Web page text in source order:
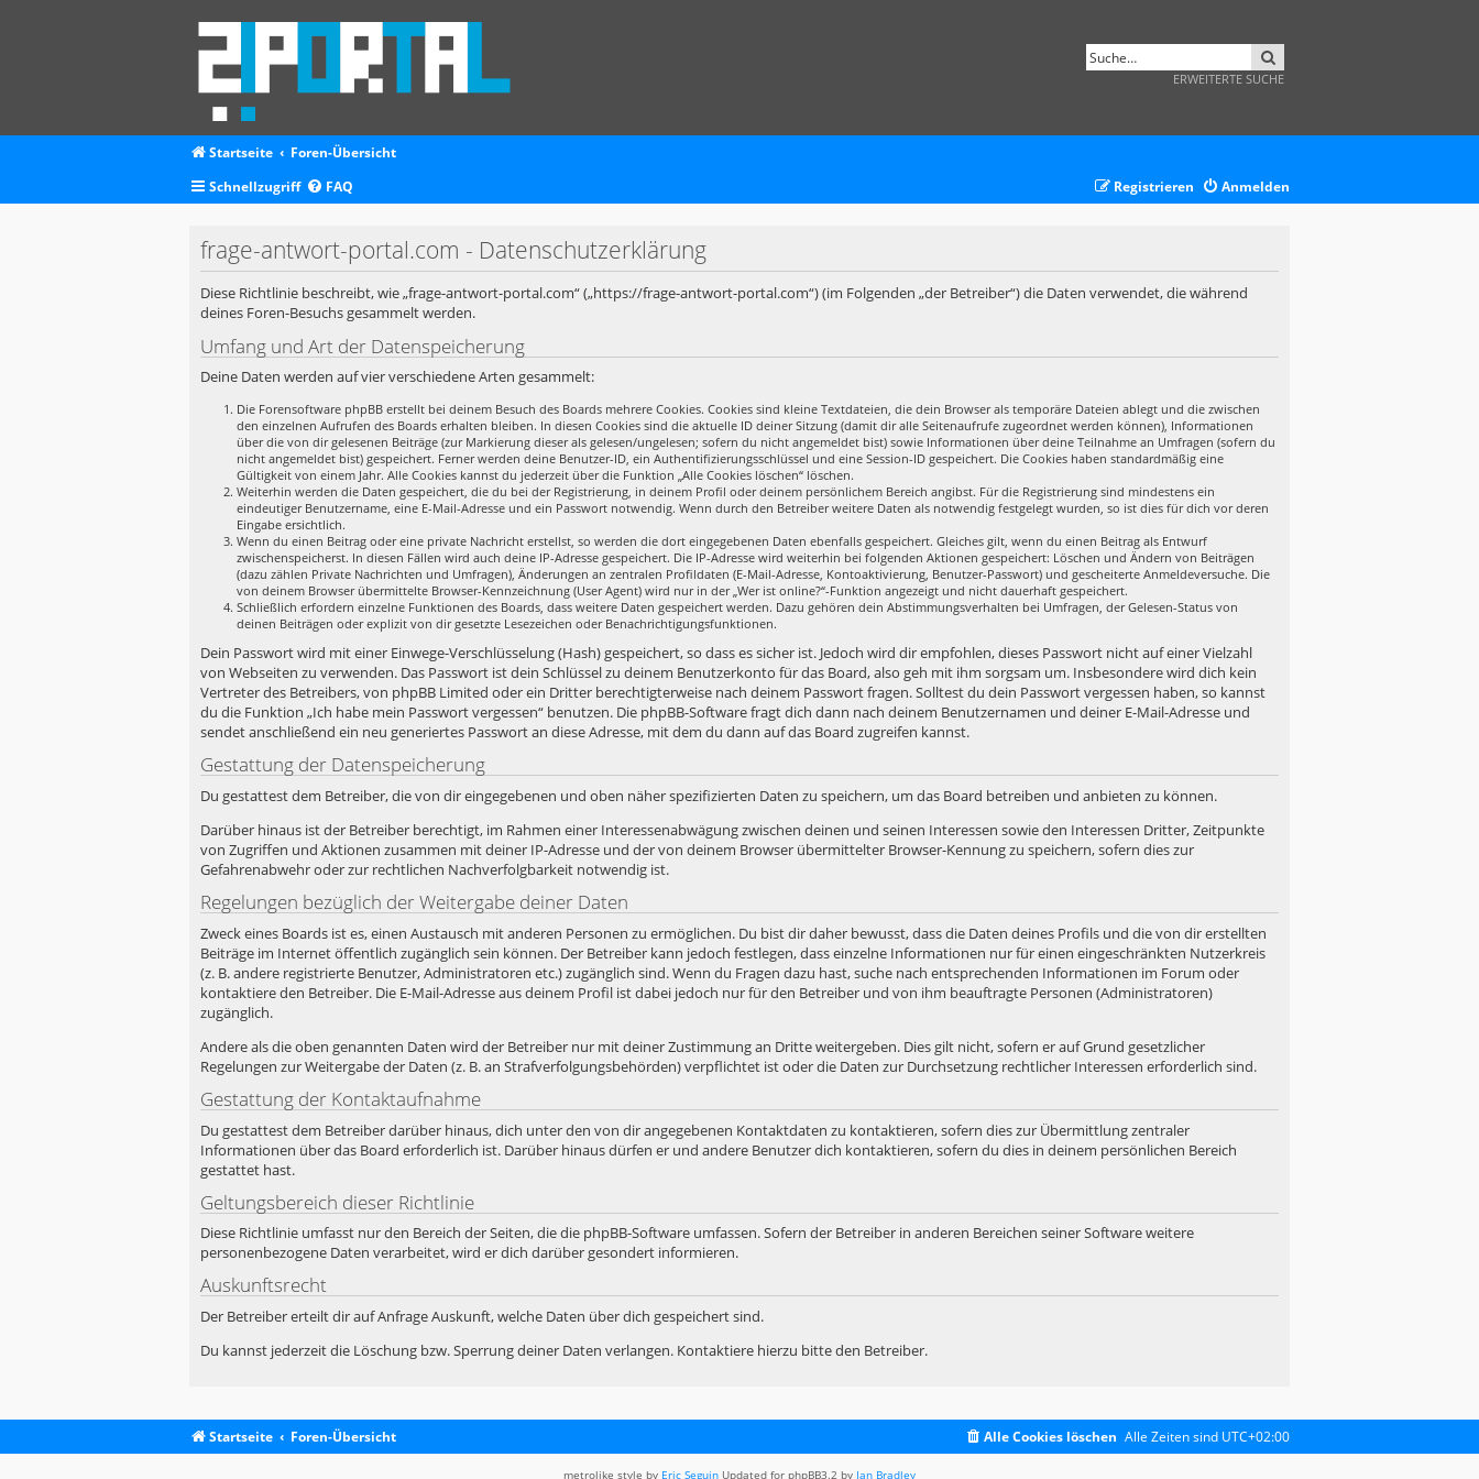
ERWEITERTE SUCHE
Startseite
Foren-Übersicht
Schnellzugriff
FAQ Anmelden
Registrieren
frage-antwort-portal.com - Datenschutzerklärung
Diese Richtlinie beschreibt, wie „frage-antwort-portal.com“ („https://frage-antwort-portal.com“) (im Folgenden „der Betreiber“) die Daten verwendet, die während
deines Foren-Besuchs gesammelt werden.
Umfang und Art der Datenspeicherung
Deine Daten werden auf vier verschiedene Arten gesammelt:
Die Forensoftware phpBB erstellt bei deinem Besuch des Boards mehrere Cookies. Cookies sind kleine Textdateien, die dein Browser als temporäre Dateien ablegt und die zwischen
den einzelnen Aufrufen des Boards erhalten bleiben. In diesen Cookies sind die aktuelle ID deiner Sitzung (damit dir alle Seitenaufrufe zugeordnet werden können), Informationen
über die von dir gelesenen Beiträge (zur Markierung dieser als gelesen/ungelesen; sofern du nicht angemeldet bist) sowie Informationen über deine Teilnahme an Umfragen (sofern du
nicht angemeldet bist) gespeichert. Ferner werden deine Benutzer-ID, ein Authentifizierungsschlüssel und eine Session-ID gespeichert. Die Cookies haben standardmäßig eine
Gültigkeit von einem Jahr. Alle Cookies kannst du jederzeit über die Funktion „Alle Cookies löschen“ löschen.
Weiterhin werden die Daten gespeichert, die du bei der Registrierung, in deinem Profil oder deinem persönlichem Bereich angibst. Für die Registrierung sind mindestens ein
eindeutiger Benutzername, eine E-Mail-Adresse und ein Passwort notwendig. Wenn durch den Betreiber weitere Daten als notwendig festgelegt wurden, so ist dies für dich vor deren
Eingabe ersichtlich.
Wenn du einen Beitrag oder eine private Nachricht erstellst, so werden die dort eingegebenen Daten ebenfalls gespeichert. Gleiches gilt, wenn du einen Beitrag als Entwurf
zwischenspeicherst. In diesen Fällen wird auch deine IP-Adresse gespeichert. Die IP-Adresse wird weiterhin bei folgenden Aktionen gespeichert: Löschen und Ändern von Beiträgen
(dazu zählen Private Nachrichten und Umfragen), Änderungen an zentralen Profildaten (E-Mail-Adresse, Kontoaktivierung, Benutzer-Passwort) und gescheiterte Anmeldeversuche. Die
von deinem Browser übermittelte Browser-Kennzeichnung (User Agent) wird nur in der „Wer ist online?“-Funktion angezeigt und nicht dauerhaft gespeichert.
Schließlich erfordern einzelne Funktionen des Boards, dass weitere Daten gespeichert werden. Dazu gehören dein Abstimmungsverhalten bei Umfragen, der Gelesen-Status von
deinen Beiträgen oder explizit von dir gesetzte Lesezeichen oder Benachrichtigungsfunktionen.
Dein Passwort wird mit einer Einwege-Verschlüsselung (Hash) gespeichert, so dass es sicher ist. Jedoch wird dir empfohlen, dieses Passwort nicht auf einer Vielzahl
von Webseiten zu verwenden. Das Passwort ist dein Schlüssel zu deinem Benutzerkonto für das Board, also geh mit ihm sorgsam um. Insbesondere wird dich kein
Vertreter des Betreibers, von phpBB Limited oder ein Dritter berechtigterweise nach deinem Passwort fragen. Solltest du dein Passwort vergessen haben, so kannst
du die Funktion „Ich habe mein Passwort vergessen“ benutzen. Die phpBB-Software fragt dich dann nach deinem Benutzernamen und deiner E-Mail-Adresse und
sendet anschließend ein neu generiertes Passwort an diese Adresse, mit dem du dann auf das Board zugreifen kannst.
Gestattung der Datenspeicherung
Du gestattest dem Betreiber, die von dir eingegebenen und oben näher spezifizierten Daten zu speichern, um das Board betreiben und anbieten zu können.
Darüber hinaus ist der Betreiber berechtigt, im Rahmen einer Interessenabwägung zwischen deinen und seinen Interessen sowie den Interessen Dritter, Zeitpunkte
von Zugriffen und Aktionen zusammen mit deiner IP-Adresse und der von deinem Browser übermittelter Browser-Kennung zu speichern, sofern dies zur
Gefahrenabwehr oder zur rechtlichen Nachverfolgbarkeit notwendig ist.
Regelungen bezüglich der Weitergabe deiner Daten
Zweck eines Boards ist es, einen Austausch mit anderen Personen zu ermöglichen. Du bist dir daher bewusst, dass die Daten deines Profils und die von dir erstellten
Beiträge im Internet öffentlich zugänglich sein können. Der Betreiber kann jedoch festlegen, dass einzelne Informationen nur für einen eingeschränkten Nutzerkreis
(z. B. andere registrierte Benutzer, Administratoren etc.) zugänglich sind. Wenn du Fragen dazu hast, suche nach entsprechenden Informationen im Forum oder
kontaktiere den Betreiber. Die E-Mail-Adresse aus deinem Profil ist dabei jedoch nur für den Betreiber und von ihm beauftragte Personen (Administratoren)
zugänglich.
Andere als die oben genannten Daten wird der Betreiber nur mit deiner Zustimmung an Dritte weitergeben. Dies gilt nicht, sofern er auf Grund gesetzlicher
Regelungen zur Weitergabe der Daten (z. B. an Strafverfolgungsbehörden) verpflichtet ist oder die Daten zur Durchsetzung rechtlicher Interessen erforderlich sind.
Gestattung der Kontaktaufnahme
Du gestattest dem Betreiber darüber hinaus, dich unter den von dir angegebenen Kontaktdaten zu kontaktieren, sofern dies zur Übermittlung zentraler
Informationen über das Board erforderlich ist. Darüber hinaus dürfen er und andere Benutzer dich kontaktieren, sofern du dies in deinem persönlichen Bereich
gestattet hast.
Geltungsbereich dieser Richtlinie
Diese Richtlinie umfasst nur den Bereich der Seiten, die die phpBB-Software umfassen. Sofern der Betreiber in anderen Bereichen seiner Software weitere
personenbezogene Daten verarbeitet, wird er dich darüber gesondert informieren.
Auskunftsrecht
Der Betreiber erteilt dir auf Anfrage Auskunft, welche Daten über dich gespeichert sind.
Du kannst jederzeit die Löschung bzw. Sperrung deiner Daten verlangen. Kontaktiere hierzu bitte den Betreiber.
Startseite Foren-Übersicht Alle Zeiten sind UTC+02:00
Alle Cookies löschen
metrolike style by Eric Seguin Updated for phpBB3.2 by Ian Bradley